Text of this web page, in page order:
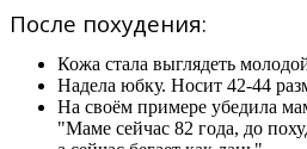
После похудения:
Кожа стала выглядеть
Надела юбку. Носит 42-44
На своём примере убедила
"Маме сейчас 82 года, до